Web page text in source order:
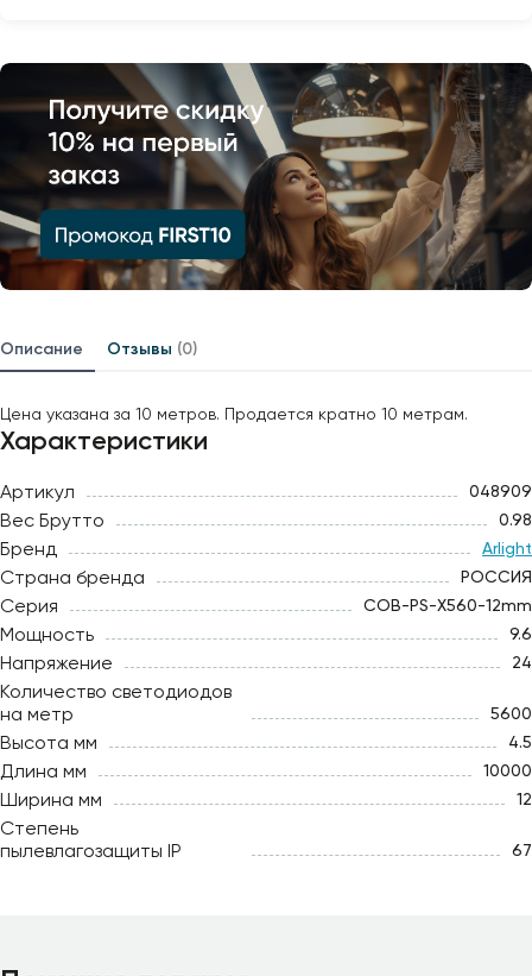
Описание Отзывы (0)
Цена указана за 10 метров. Продается кратно 10 метрам.
Характеристики
Артикул 048909
Вес Брутто 0.98
Бренд Arlight
Страна бренда РОССИЯ
Серия COB-PS-X560-12mm
Мощность 9.6
Напряжение 24
Количество светодиодов
на метр
5600
Высота мм 4.5
Длина мм 10000
Ширина мм 12
Степень
пылевлагозащиты IP
67